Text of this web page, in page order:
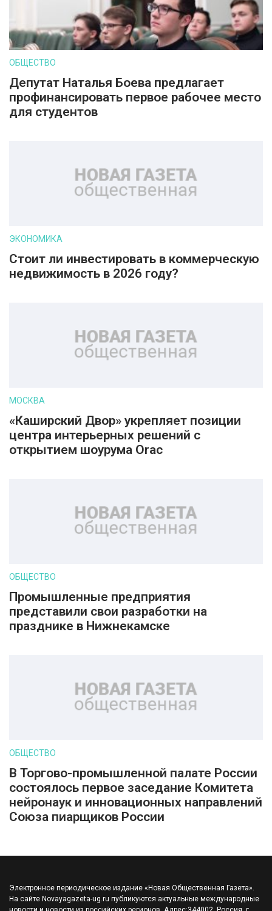
ОБЩЕСТВО
Депутат Наталья Боева предлагает
профинансировать первое рабочее место
для студентов
ЭКОНОМИКА
Стоит ли инвестировать в коммерческую
недвижимость в 2026 году?
МОСКВА
«Каширский Двор» укрепляет позиции
центра интерьерных решений с
открытием шоурума Orac
ОБЩЕСТВО
Промышленные предприятия
представили свои разработки на
празднике в Нижнекамске
ОБЩЕСТВО
В Торгово-промышленной палате России
состоялось первое заседание Комитета
нейронаук и инновационных направлений
Союза пиарщиков России
Электронное периодическое издание «Новая Общественная Газета».
На сайте Novayagazeta-ug.ru публикуются актуальные международные